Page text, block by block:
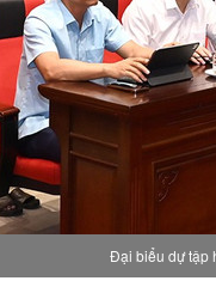
Đại biểu dự tập